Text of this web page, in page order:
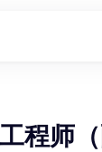
程师